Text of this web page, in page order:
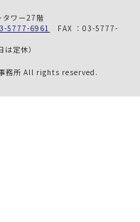
ワー27階
5777-6961
FAX ：03-5777-
定休）
務所 All rights reserved.